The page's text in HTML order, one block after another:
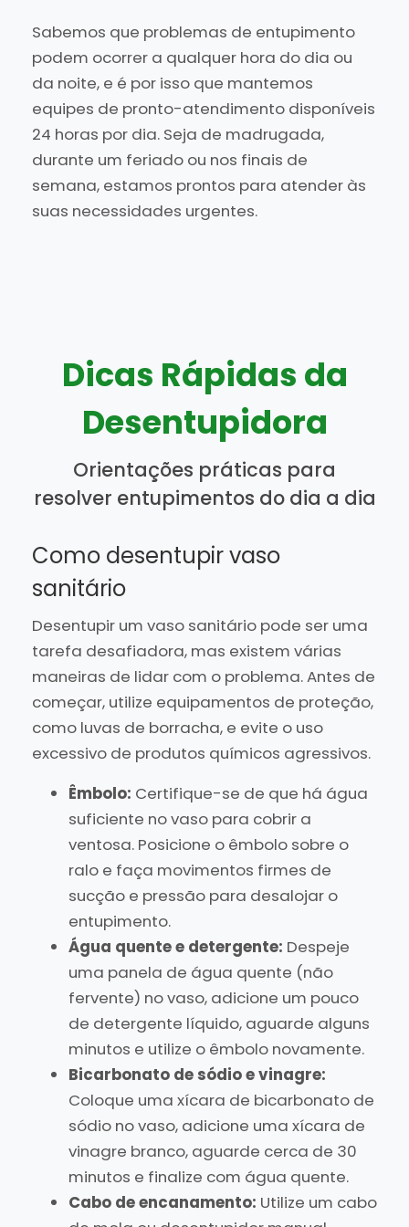
Sabemos que problemas de entupimento
podem ocorrer a qualquer hora do dia ou
da noite, e é por isso que mantemos
equipes de pronto-atendimento disponíveis
24 horas por dia. Seja de madrugada,
durante um feriado ou nos finais de
semana, estamos prontos para atender às
suas necessidades urgentes.
Dicas Rápidas da
Desentupidora
Orientações práticas para
resolver entupimentos do dia a dia
Como desentupir vaso
sanitário
Desentupir um vaso sanitário pode ser uma
tarefa desafiadora, mas existem várias
maneiras de lidar com o problema. Antes de
começar, utilize equipamentos de proteção,
como luvas de borracha, e evite o uso
excessivo de produtos químicos agressivos.
Êmbolo: Certifique-se de que há água
suficiente no vaso para cobrir a
ventosa. Posicione o êmbolo sobre o
ralo e faça movimentos firmes de
sucção e pressão para desalojar o
entupimento.
Água quente e detergente: Despeje
uma panela de água quente (não
fervente) no vaso, adicione um pouco
de detergente líquido, aguarde alguns
minutos e utilize o êmbolo novamente.
Bicarbonato de sódio e vinagre:
Coloque uma xícara de bicarbonato de
sódio no vaso, adicione uma xícara de
vinagre branco, aguarde cerca de 30
minutos e finalize com água quente.
Cabo de encanamento: Utilize um cabo